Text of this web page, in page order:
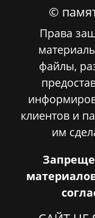
©
Права
файлы,
клиентов и
им